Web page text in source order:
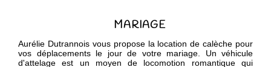
MARIAGE
Aurélie Dutrannois vous propose la location de calèche pour
vos déplacements le jour de votre mariage. Un véhicule
d'attelage est un moyen de locomotion romantique qui